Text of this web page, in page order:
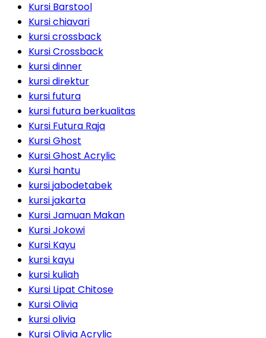
Kursi Barstool
Kursi chiavari
kursi crossback
Kursi Crossback
kursi dinner
kursi direktur
kursi futura
kursi futura berkualitas
Kursi Futura Raja
Kursi Ghost
Kursi Ghost Acrylic
Kursi hantu
kursi jabodetabek
kursi jakarta
Kursi Jamuan Makan
Kursi Jokowi
Kursi Kayu
kursi kayu
kursi kuliah
Kursi Lipat Chitose
Kursi Olivia
kursi olivia
Kursi Olivia Acrylic